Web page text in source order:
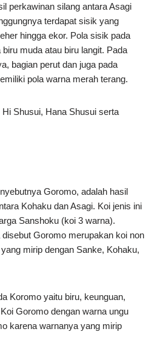
perkawinan silang antara Asagi
terdapat sisik yang
hingga ekor. Pola sisik pada
muda atau biru langit. Pada
bagian perut dan juga pada
pola warna merah terang.
Shusui, Hana Shusui serta
Goromo, adalah hasil
Kohaku dan Asagi. Koi jenis ini
Sanshoku (koi 3 warna).
Goromo merupakan koi non
mirip dengan Sanke, Kohaku,
Koromo yaitu biru, keunguan,
Goromo dengan warna ungu
karena warnanya yang mirip